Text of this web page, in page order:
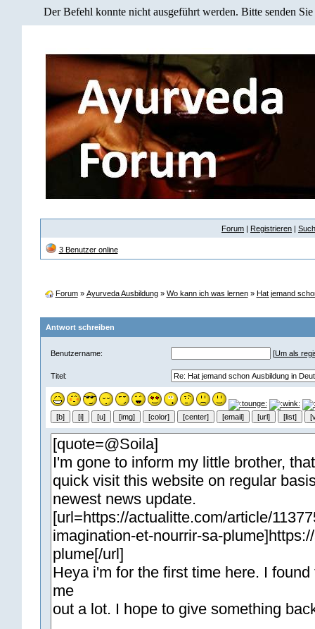
Der Befehl konnte nicht ausgeführt werden. Bitte senden
Forum | Registrieren |
3 Benutzer online
Forum» Ayurveda Ausbildung» Wo kann ich was lernen» Hat jemand
Antwort schreiben
Benutzername: [Um als
Titel: